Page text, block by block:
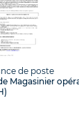
de poste
Magasinier